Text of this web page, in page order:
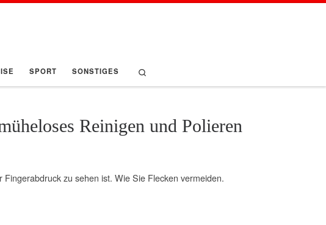
SPORT SONSTIGES
Reinigen und Polieren
zu sehen ist. Wie Sie Flecken vermeiden.